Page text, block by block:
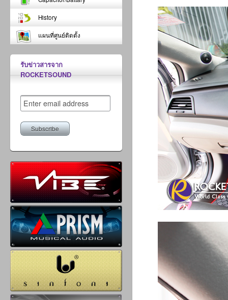
History
แผนที่ศูนย์ติดตั้ง
รับข่าวสารจาก
ROCKETSOUND